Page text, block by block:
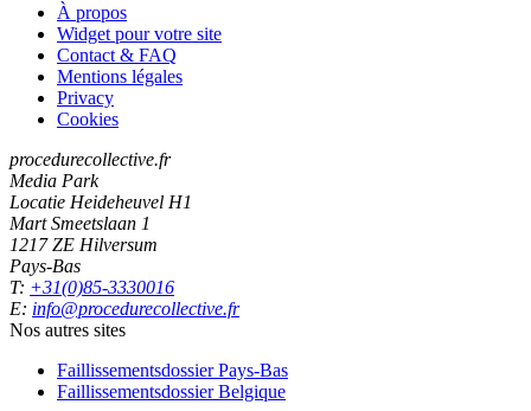
À propos
Widget pour votre site
Contact & FAQ
Mentions légales
Privacy
Cookies
procedurecollective.fr
Media Park
Locatie Heideheuvel H1
Mart Smeetslaan 1
1217 ZE Hilversum
Pays-Bas
T: +31(0)85-3330016
E: info@procedurecollective.fr
Nos autres sites
Faillissementsdossier Pays-Bas
Faillissementsdossier Belgique